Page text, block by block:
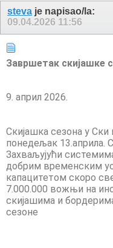
steva je napisao/la:
09.04.2026 11:56
Завршетак скијашке
9. април 2026.
Скијашка сезона у
понедељак 13.априла.
Захваљујући
добрим временским
капацитетом скоро
7.000.000 вожњи на
скијашима и
сезоне